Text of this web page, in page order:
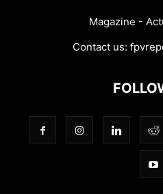
Magazine -
Contact us: